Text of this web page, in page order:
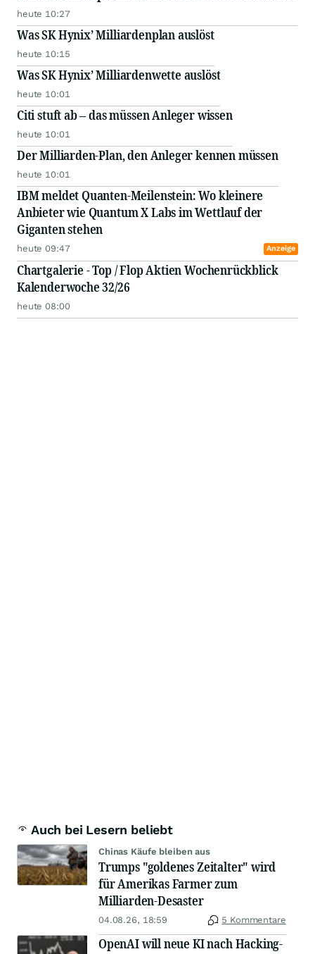
heute 10:27
Was SK Hynix’ Milliardenplan auslöst
heute 10:15
Was SK Hynix’ Milliardenwette auslöst
heute 10:01
Citi stuft ab – das müssen Anleger wissen
heute 10:01
Der Milliarden-Plan, den Anleger kennen müssen
heute 10:01
IBM meldet Quanten-Meilenstein: Wo kleinere
Anbieter wie Quantum X Labs im Wettlauf der
Giganten stehen
heute 09:47 Anzeige
Chartgalerie - Top / Flop Aktien Wochenrückblick
Kalenderwoche 32/26
heute 08:00
Auch bei Lesern beliebt
Chinas Käufe bleiben aus
Trumps "goldenes Zeitalter" wird
für Amerikas Farmer zum
Milliarden-Desaster
04.08.26, 18:59 5 Kommentare
OpenAI will neue KI nach Hacking-